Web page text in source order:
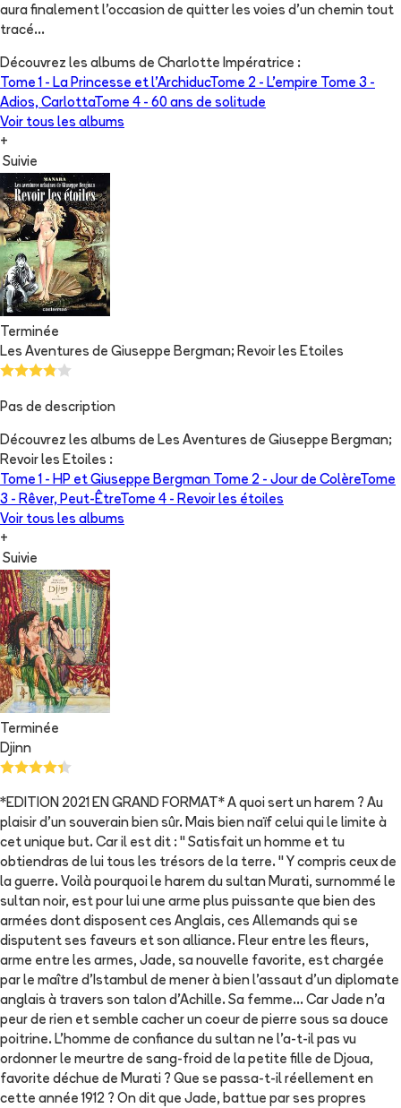
aura finalement l'occasion de quitter les voies d'un chemin tout
tracé...
Découvrez les albums de Charlotte Impératrice :
Tome 1 - La Princesse et l'ArchiducTome 2 - L'empire Tome 3 -
Adios, CarlottaTome 4 - 60 ans de solitude
Voir tous les albums
+
Suivie
Terminée
Les Aventures de Giuseppe Bergman; Revoir les Etoiles
Pas de description
Découvrez les albums de Les Aventures de Giuseppe Bergman;
Revoir les Etoiles :
Tome 1 - HP et Giuseppe Bergman Tome 2 - Jour de ColèreTome
3 - Rêver, Peut-ÊtreTome 4 - Revoir les étoiles
Voir tous les albums
+
Suivie
Terminée
Djinn
*EDITION 2021 EN GRAND FORMAT* A quoi sert un harem ? Au
plaisir d'un souverain bien sûr. Mais bien naïf celui qui le limite à
cet unique but. Car il est dit : " Satisfait un homme et tu
obtiendras de lui tous les trésors de la terre. " Y compris ceux de
la guerre. Voilà pourquoi le harem du sultan Murati, surnommé le
sultan noir, est pour lui une arme plus puissante que bien des
armées dont disposent ces Anglais, ces Allemands qui se
disputent ses faveurs et son alliance. Fleur entre les fleurs,
arme entre les armes, Jade, sa nouvelle favorite, est chargée
par le maître d'Istambul de mener à bien l'assaut d'un diplomate
anglais à travers son talon d'Achille. Sa femme... Car Jade n'a
peur de rien et semble cacher un coeur de pierre sous sa douce
poitrine. L'homme de confiance du sultan ne l'a-t-il pas vu
ordonner le meurtre de sang-froid de la petite fille de Djoua,
favorite déchue de Murati ? Que se passa-t-il réellement en
cette année 1912 ? On dit que Jade, battue par ses propres